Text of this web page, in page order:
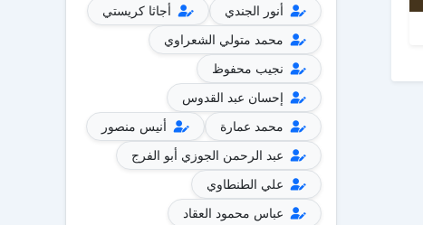
أنور الجندي
أجاثا كريستي
محمد متولي الشعراوي
نجيب محفوظ
إحسان عبد القدوس
محمد عمارة
أنيس منصور
عبد الرحمن الجوزي أبو الفرج
علي الطنطاوي
عباس محمود العقاد